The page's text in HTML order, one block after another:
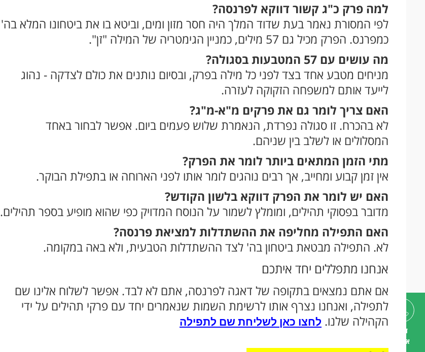
דברו
איתנו
למה פרק כ"ג קשור דווקא לפרנסה?
לפי המסורת נאמר בעת שדוד המלך היה חסר מזון ומים, וביטא בו את ביטחונו המלא בה'
כמפרנס. הפרק מכיל גם 57 מילים, כמניין הגימטריה של המילה "זן".
מה עושים עם 57 המטבעות בסגולה?
מניחים מטבע אחד בצד לפני כל מילה בפרק, ובסיום נותנים את כולם לצדקה - נהוג
לייעד אותם למשפחה הזקוקה לעזרה.
האם צריך לומר גם את פרקים מ"א-מ"ג?
לא בהכרח. זו סגולה נפרדת, הנאמרת שלוש פעמים ביום. אפשר לבחור באחד
המסלולים או לשלב בין שניהם.
מתי הזמן המתאים ביותר לומר את הפרק?
אין זמן קבוע ומחייב, אך רבים נוהגים לומר אותו לפני הארוחה או בתפילת הבוקר.
האם יש לומר את הפרק דווקא בלשון הקודש?
מדובר בפסוקי תהילים, ומומלץ לשמור על הנוסח המדויק כפי שהוא מופיע בספר תהילים.
האם התפילה מחליפה את ההשתדלות למציאת פרנסה?
לא. התפילה מבטאת ביטחון בה' לצד ההשתדלות הטבעית, ולא באה במקומה.
אנחנו מתפללים יחד איתכם
אם אתם נמצאים בתקופה של דאגה לפרנסה, אתם לא לבד. אפשר לשלוח אלינו שם
לתפילה, ואנחנו נצרף אותו לרשימת השמות שנאמרים יחד עם פרקי תהילים על ידי
הקהילה שלנו. לחצו כאן לשליחת שם לתפילה